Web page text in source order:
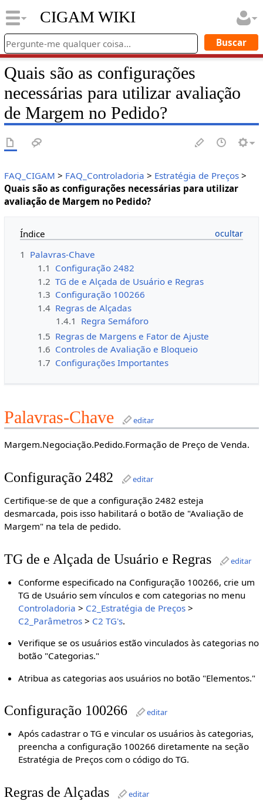
CIGAM WIKI
Quais são as configurações
necessárias para utilizar avaliação
de Margem no Pedido?
FAQ_CIGAM > FAQ_Controladoria > Estratégia de Preços>
Quais são as configurações necessárias para utilizar
avaliação de Margem no Pedido?
Índice
1 Palavras-Chave
1.1 Configuração 2482
1.2 TG de e Alçada de Usuário e Regras
1.3 Configuração 100266
1.4 Regras de Alçadas
1.4.1 Regra Semáforo
1.5 Regras de Margens e Fator de Ajuste
1.6 Controles de Avaliação e Bloqueio
1.7 Configurações Importantes
Palavras-Chave editar
Margem.Negociação.Pedido.Formação de Preço de Venda.
Configuração 2482 editar
Certifique-se de que a configuração 2482 esteja
desmarcada, pois isso habilitará o botão de "Avaliação de
Margem" na tela de pedido.
TG de e Alçada de Usuário e Regras editar
Conforme especificado na Configuração 100266, crie um
TG de Usuário sem vínculos e com categorias no menu
Controladoria > C2_Estratégia de Preços >
C2_Parâmetros > C2 TG's.
Verifique se os usuários estão vinculados às categorias no
botão "Categorias."
Atribua as categorias aos usuários no botão "Elementos."
Configuração 100266 editar
Após cadastrar o TG e vincular os usuários às categorias,
preencha a configuração 100266 diretamente na seção
Estratégia de Preços com o código do TG.
Regras de Alçadas editar